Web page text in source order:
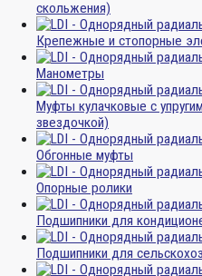
скольжения)
Крепежные и стопорные
Манометры
Муфты кулачковые с
звездочкой)
Обгонные муфты
Опорные ролики
Подшипники для
Подшипники для